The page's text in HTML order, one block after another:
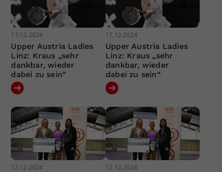
17.12.2024
Upper Austria Ladies
Linz: Kraus „sehr
dankbar, wieder
dabei zu sein“
17.12.2024
Upper Austria Ladies
Linz: Kraus „sehr
dankbar, wieder
dabei zu sein“
12.12.2024 12.12.2024